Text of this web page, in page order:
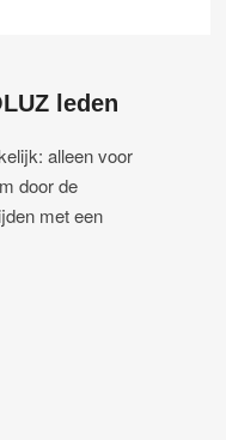
leden
alleen voor
door de
met een